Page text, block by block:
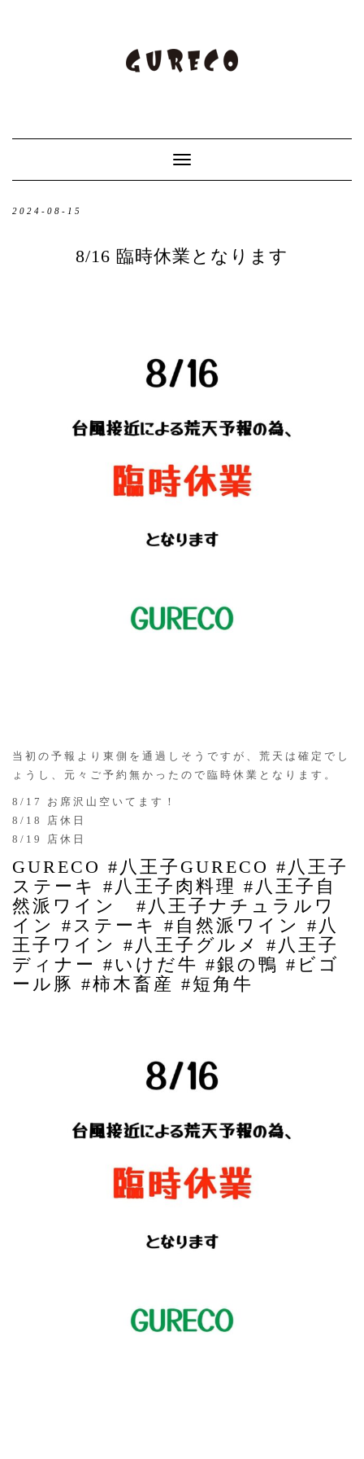
Toggle
Navigation
2024-08-15
8/16 臨時休業となります
当初の予報より東側を通過しそうですが、荒天は確定でし
ょうし、元々ご予約無かったので臨時休業となります。
8/17 お席沢山空いてます！
8/18 店休日
8/19 店休日
GURECO #八王子GURECO #八王子
ステーキ #八王子肉料理 #八王子自
然派ワイン #八王子ナチュラルワ
イン #ステーキ #自然派ワイン #八
王子ワイン #八王子グルメ #八王子
ディナー #いけだ牛 #銀の鴨 #ビゴ
ール豚 #柿木畜産 #短角牛